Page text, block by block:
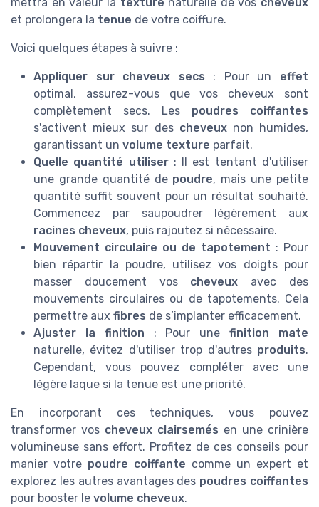
mettra en valeur la texture naturelle de vos cheveux
et prolongera la tenue de votre coiffure.
Voici quelques étapes à suivre :
Appliquer sur cheveux secs : Pour un effet
optimal, assurez-vous que vos cheveux sont
complètement secs. Les poudres coiffantes
s'activent mieux sur des cheveuxnon humides,
garantissant un volume texture parfait.
Quelle quantité utiliser: Il est tentant d'utiliser
une grande quantité de poudre, mais une petite
quantité suffit souvent pour un résultat souhaité.
Commencez par saupoudrer légèrement aux
racines cheveux, puis rajoutez si nécessaire.
Mouvement circulaire ou de tapotement : Pour
bien répartir la poudre, utilisez vos doigts pour
masser doucement vos cheveux avec des
mouvements circulaires ou de tapotements. Cela
permettre aux fibres de s’implanter efficacement.
Ajuster la finition : Pour unefinition mate
naturelle, évitez d'utiliser trop d'autres produits.
Cependant, vous pouvez compléter avec une
légère laque si la tenue est une priorité.
En incorporant ces techniques, vous pouvez
transformer vos cheveux clairsemés en une crinière
volumineuse sans effort. Profitez de ces conseils pour
manier votre poudre coiffante comme un expert et
explorez les autres avantages des poudres coiffantes
pour booster le volume cheveux.